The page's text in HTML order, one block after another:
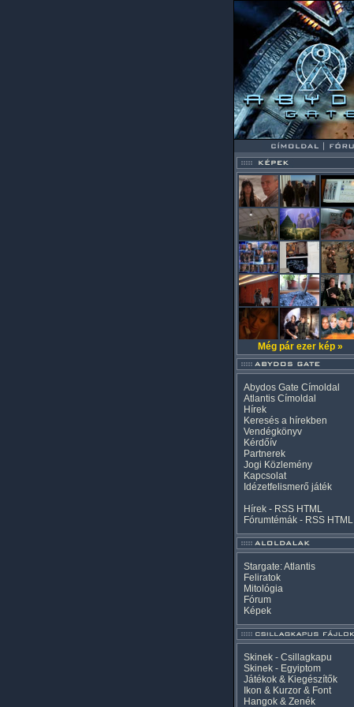
Még pár ezer kép »
Abydos Gate Címoldal
Atlantis Címoldal
Hírek
Keresés a hírekben
Vendégkönyv
Kérdőív
Partnerek
Jogi Közlemény
Kapcsolat
Idézetfelismerő játék
Hírek - RSS HTML
Fórumtémák - RSS HTML
Stargate: Atlantis
Feliratok
Mitológia
Fórum
Képek
Skinek - Csillagkapu
Skinek - Egyiptom
Játékok & Kiegészítők
Ikon & Kurzor & Font
Hangok & Zenék